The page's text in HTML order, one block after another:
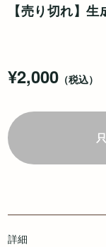
【売り切れ】
¥2,000（税込）
詳細